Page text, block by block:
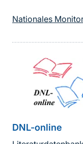
Nationales
DNL-online